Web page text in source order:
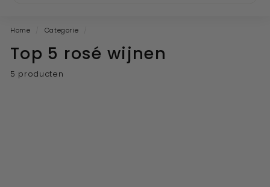
V
i
n
o
Home Categorie
Top 5 rosé wijnen
5 producten